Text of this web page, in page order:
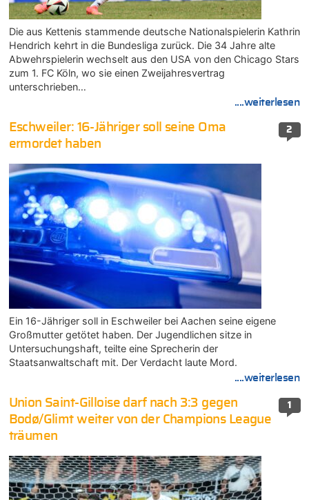
Die aus Kettenis stammende deutsche Nationalspielerin Kathrin
Hendrich kehrt in die Bundesliga zurück. Die 34 Jahre alte
Abwehrspielerin wechselt aus den USA von den Chicago Stars
zum 1. FC Köln, wo sie einen Zweijahresvertrag
unterschrieben…
....weiterlesen
2
Eschweiler: 16-Jähriger soll seine Oma
ermordet haben
Ein 16-Jähriger soll in Eschweiler bei Aachen seine eigene
Großmutter getötet haben. Der Jugendlichen sitze in
Untersuchungshaft, teilte eine Sprecherin der
Staatsanwaltschaft mit. Der Verdacht laute Mord.
....weiterlesen
1
Union Saint-Gilloise darf nach 3:3 gegen
Bodø/Glimt weiter von der Champions League
träumen